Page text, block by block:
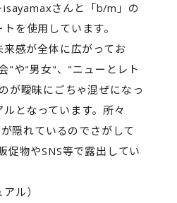
isayamaxさんと「b/m」の
を使用しています。
来感が全体に広がってお
"や"男女"、"ニューとレト
が曖昧にごちゃ混ぜになっ
となっています。所々
隠れているのでさがして
促物やSNS等で露出してい
ル）